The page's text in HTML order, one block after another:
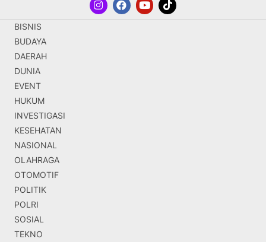
BISNIS
BUDAYA
DAERAH
DUNIA
EVENT
HUKUM
INVESTIGASI
KESEHATAN
NASIONAL
OLAHRAGA
OTOMOTIF
POLITIK
POLRI
SOSIAL
TEKNO